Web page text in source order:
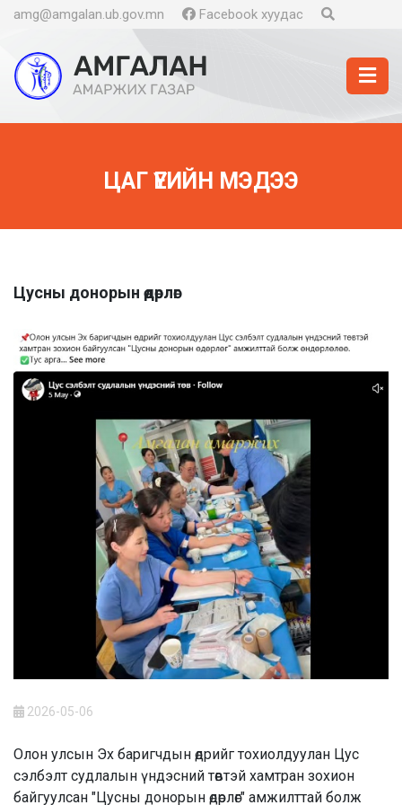
amg@amgalan.ub.gov.mn Facebook хуудас
ЦАГ ҮЕИЙН МЭДЭЭ
Цусны донорын өдөрлөг
2026-05-06
Олон улсын Эх баригчдын өдрийг тохиолдуулан Цус
сэлбэлт судлалын үндэсний төвтэй хамтран зохион
байгуулсан "Цусны донорын өдөрлөг" амжилттай болж